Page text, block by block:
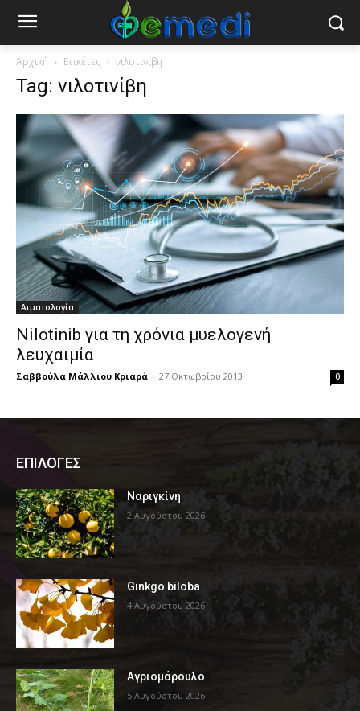
Αρχική Ετικέτες νιλοτινίβη
Tag: νιλοτινίβη
Αιματολογία
Nilotinib για τη χρόνια μυελογενή
λευχαιμία
Σαββούλα Μάλλιου Κριαρά - 27 Οκτωβρίου 2013 0
ΕΠΙΛΟΓΕΣ
Ναριγκίνη
2 Αυγούστου 2026
Ginkgo biloba
4 Αυγούστου 2026
Αγριομάρουλο
5 Αυγούστου 2026